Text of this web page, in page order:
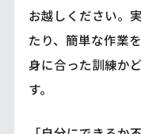
お越しください。
たり、簡単な作業
身に合った訓練か
す。